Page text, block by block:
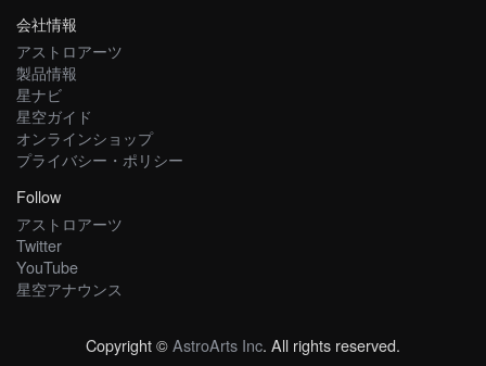
会社情報
アストロアーツ
製品情報
星ナビ
星空ガイド
オンラインショップ
プライバシー・ポリシー
Follow
アストロアーツ
Twitter
YouTube
星空アナウンス
Copyright ©AstroArts Inc. All rights reserved.